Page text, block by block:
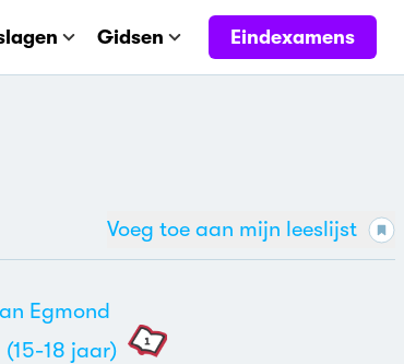
Gidsen Eindexamens
Voeg toe aan mijn leeslijst
Egmond
(15-18 jaar)